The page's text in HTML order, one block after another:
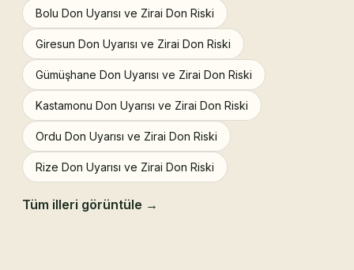
Bolu Don Uyarısı ve Zirai Don Riski
Giresun Don Uyarısı ve Zirai Don Riski
Gümüşhane Don Uyarısı ve Zirai Don Riski
Kastamonu Don Uyarısı ve Zirai Don Riski
Ordu Don Uyarısı ve Zirai Don Riski
Rize Don Uyarısı ve Zirai Don Riski
Tüm illeri görüntüle →